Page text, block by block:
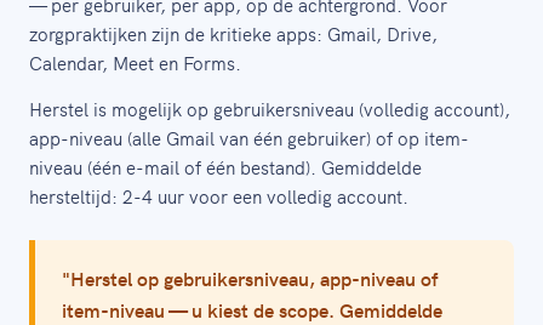
zorgpraktijken zijn de kritieke apps: Gmail, Drive,
Calendar, Meet en Forms.
Herstel is mogelijk op gebruikersniveau (volledig account),
app-niveau (alle Gmail van één gebruiker) of op item-
niveau (één e-mail of één bestand). Gemiddelde
hersteltijd: 2-4 uur voor een volledig account.
"Herstel op gebruikersniveau, app-niveau of
item-niveau — u kiest de scope. Gemiddelde